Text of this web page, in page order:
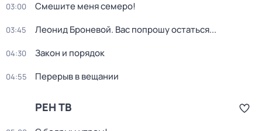
03:00 Смешите меня семеро!
03:45 Леонид Броневой. Вас попрошу остаться...
04:30 Закон и порядок
04:55 Перерыв в вещании
РЕН ТВ